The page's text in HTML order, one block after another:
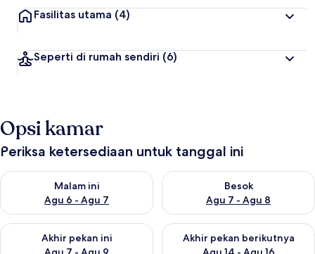
Fasilitas utama (4)
Seperti di rumah sendiri (6)
Opsi kamar
Periksa ketersediaan untuk tanggal ini
Malam ini
Agu 6 - Agu 7
Periksa ketersediaan untuk malam ini Agu 6 - Agu 7
Besok
Agu 7 - Agu 8
Periksa ketersediaan untuk
Akhir pekan ini
Periksa ketersediaan untuk akhir pekan ini Agu 7 - Agu 9
Akhir pekan berikutnya
Periksa ketersediaan untuk